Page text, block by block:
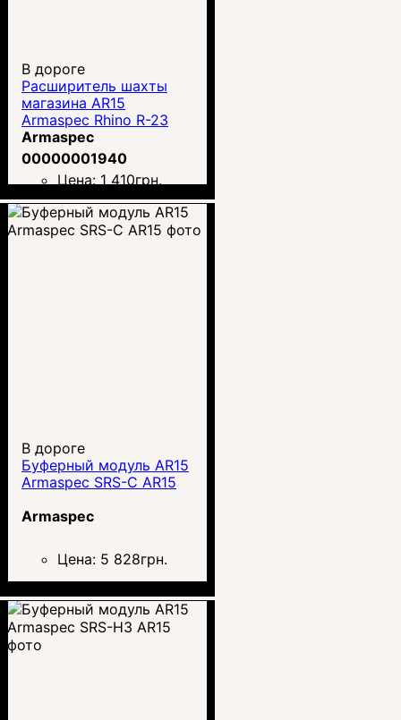
В дороге
Расширитель шахты
магазина AR15
Armaspec Rhino R-23
Armaspec
00000001940
Цена: 1 410грн.
В дороге
Буферный модуль AR15
Armaspec SRS-C AR15
Armaspec
Цена: 5 828грн.